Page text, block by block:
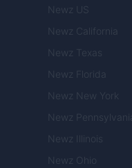
Newz US
Newz California
Newz Texas
Newz Florida
Newz New York
Newz Pennsylvania
Newz Illinois
Newz Ohio